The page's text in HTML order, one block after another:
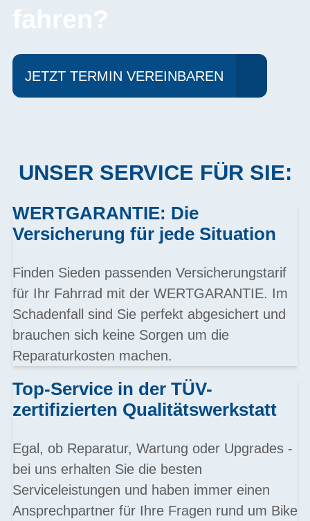
fahren?
JETZT TERMIN VEREINBAREN
UNSER SERVICE FÜR SIE:
WERTGARANTIE: Die
Versicherung für jede Situation
Finden Sieden passenden Versicherungstarif
für Ihr Fahrrad mit der WERTGARANTIE. Im
Schadenfall sind Sie perfekt abgesichert und
brauchen sich keine Sorgen um die
Reparaturkosten machen.
Top-Service in der TÜV-
zertifizierten Qualitätswerkstatt
Egal, ob Reparatur, Wartung oder Upgrades -
bei uns erhalten Sie die besten
Serviceleistungen und haben immer einen
Ansprechpartner für Ihre Fragen rund um Bike